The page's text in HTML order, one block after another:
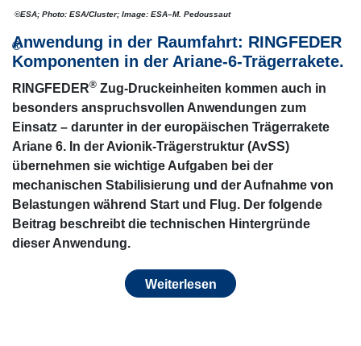
©ESA; Photo: ESA/Cluster; Image: ESA–M. Pedoussaut
Anwendung in der Raumfahrt: RINGFEDER
®
Komponenten in der Ariane-6-Trägerrakete.
RINGFEDER® Zug-Druckeinheiten kommen auch in
besonders anspruchsvollen Anwendungen zum
Einsatz – darunter in der europäischen Trägerrakete
Ariane 6. In der Avionik-Trägerstruktur (AvSS)
übernehmen sie wichtige Aufgaben bei der
mechanischen Stabilisierung und der Aufnahme von
Belastungen während Start und Flug. Der folgende
Beitrag beschreibt die technischen Hintergründe
dieser Anwendung.
Weiterlesen